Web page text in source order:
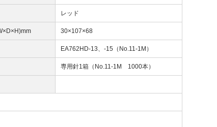
レッド
30×107×68
EA762HD-13、-15（No.11-1M）
専用針1箱（No.11-1M 1000本）